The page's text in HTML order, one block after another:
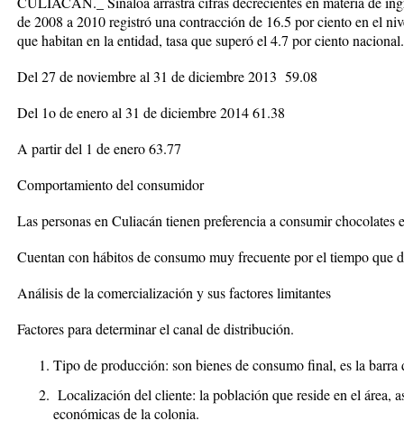
de 2008 a 2010 registró una contracción de 16.5 por ciento en el
que habitan en la entidad, tasa que superó el 4.7 por ciento
Del 27 de noviembre al 31 de diciembre 2013 59.08
Del 1o de enero al 31 de diciembre 2014 61.38
A partir del 1 de enero 63.77
Comportamiento del consumidor
Las personas en Culiacán tienen preferencia a consumir
Cuentan con hábitos de consumo muy frecuente por el tiempo que
Análisis de la comercialización y sus factores limitantes
Factores para determinar el canal de distribución.
Tipo de producción: son bienes de consumo final, es la barra
Localización del cliente: la población que reside en el área,
económicas de la colonia.